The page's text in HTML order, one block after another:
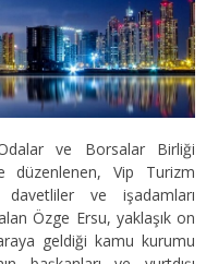
ve Borsalar Birliği
düzenlenen, Vip Turizm
ve işadamları
Özge Ersu, yaklaşık on
geldiği kamu kurumu